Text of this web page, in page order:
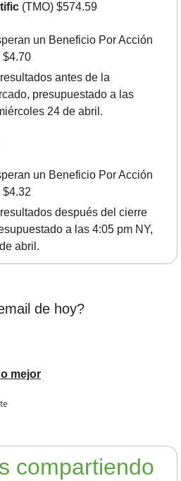
(TMO) $574.59
un Beneficio Por Acción
$4.70
antes de la
presupuestado a las
24 de abril.
un Beneficio Por Acción
$4.32
después del cierre
a las 4:05 pm NY,
abril.
de hoy?
mejor
compartiendo